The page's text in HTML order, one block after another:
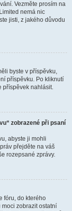
Vezměte prosím na
nemá nic
jisti, z jakého důvodu
byste v příspěvku,
příspěvku. Po kliknutí
příspěvek nahlásit.
zobrazené při psaní
abyste ji mohli
přejděte na váš
rozepsané zprávy.
fóru, do kterého
zobrazit ostatní